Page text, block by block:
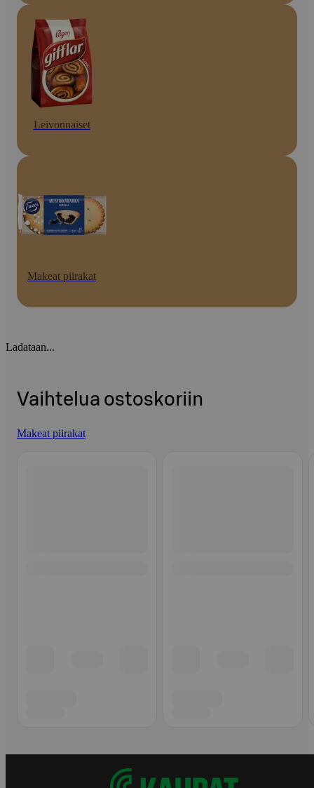
Leivonnaiset
Makeat piirakat
Ladataan...
Vaihtelua ostoskoriin
Makeat piirakat